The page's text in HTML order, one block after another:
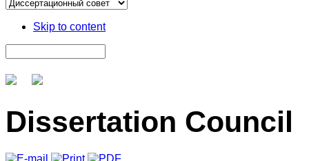
Skip to content
Dissertation Council